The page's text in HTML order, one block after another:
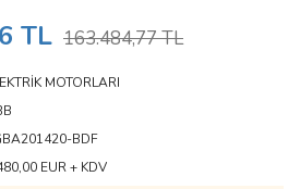
TL 163.484,77 TL
MOTORLARI
BDF
EUR + KDV